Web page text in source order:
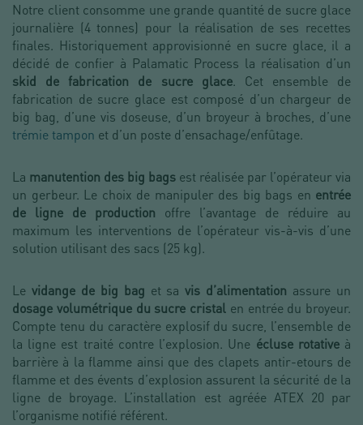
Notre client consomme une grande quantité de sucre glace
journalière (4 tonnes) pour la réalisation de ses recettes
finales. Historiquement approvisionné en sucre glace, il a
décidé de confier à Palamatic Process la réalisation d’un
skid de fabrication de sucre glace. Cet ensemble de
fabrication de sucre glace est composé d’un chargeur de
big bag, d’une vis doseuse, d’un broyeur à broches, d’une
trémie tampon et d’un poste d’ensachage/enfûtage.
La manutention des big bags est réalisée par l’opérateur via
un gerbeur. Le choix de manipuler des big bags en entrée
de ligne de production offre l’avantage de réduire au
maximum les interventions de l’opérateur vis-à-vis d’une
solution utilisant des sacs (25 kg).
Le vidange de big bag et savis d’alimentation assure un
dosage volumétrique du sucre cristal en entrée du broyeur.
Compte tenu du caractère explosif du sucre, l’ensemble de
la ligne est traité contre l’explosion. Une écluse rotativeà
barrière à la flamme ainsi que des clapets antir-etours de
flamme et des évents d’explosion assurent la sécurité de la
ligne de broyage. L’installation est agréée ATEX 20 par
l’organisme notifié référent.